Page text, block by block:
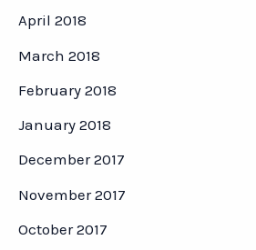
April 2018
March 2018
February 2018
January 2018
December 2017
November 2017
October 2017